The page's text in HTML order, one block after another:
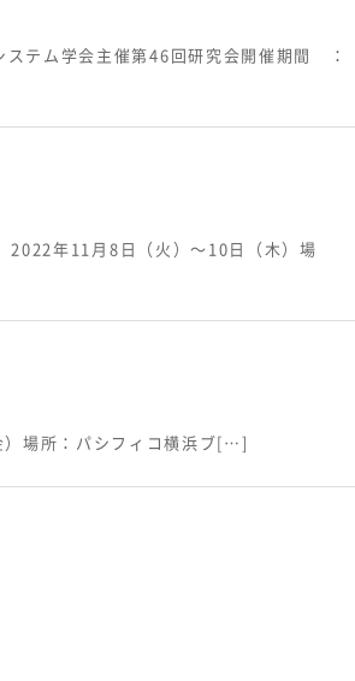
ステム学会主催第46回研究会開催期間 ：
年11月8日（火）～10日（木）場
場所：パシフィコ横浜ブ[…]